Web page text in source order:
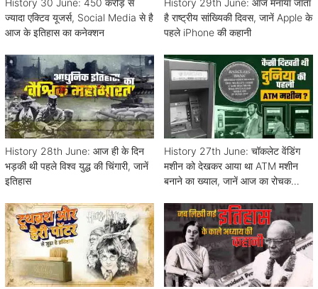
ज्यादा एक्टिव यूजर्स, Social Media से है
आज के इतिहास का कनेक्शन
है राष्ट्रीय सांख्यिकी दिवस, जानें Apple के
पहले iPhone की कहानी
History 28th June: आज ही के दिन
भड़की थी पहले विश्व युद्ध की चिंगारी, जानें
इतिहास
History 27th June: चॉकलेट वेंडिंग
मशीन को देखकर आया था ATM मशीन
बनाने का ख्याल, जानें आज का रोचक